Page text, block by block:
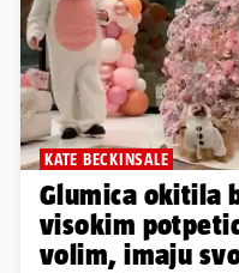
KATE BECKINSALE
Glumica okitila
visokim
volim, imaju